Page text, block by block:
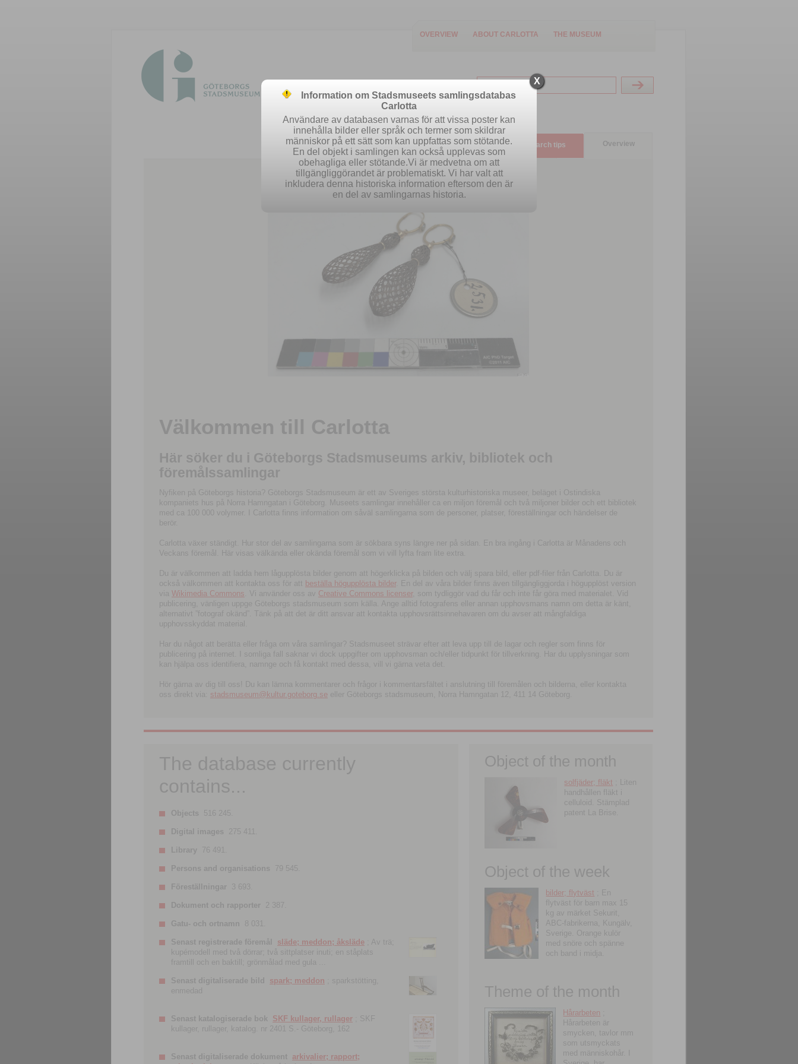
OVERVIEW ABOUT CARLOTTA THE MUSEUM
Easy search Advanced search Search tips Overview
Välkommen till Carlotta
Här söker du i Göteborgs Stadsmuseums arkiv, bibliotek och
föremålssamlingar
Nyfiken på Göteborgs historia? Göteborgs Stadsmuseum är ett av Sveriges största kulturhistoriska museer, beläget i Ostindiska
kompaniets hus på Norra Hamngatan i Göteborg. Museets samlingar innehåller ca en miljon föremål och två miljoner bilder och ett bibliotek
med ca 100 000 volymer. I Carlotta finns information om såväl samlingarna som de personer, platser, föreställningar och händelser de
berör.
Carlotta växer ständigt. Hur stor del av samlingarna som är sökbara syns längre ner på sidan. En bra ingång i Carlotta är Månadens och
Veckans föremål. Här visas välkända eller okända föremål som vi vill lyfta fram lite extra.
Du är välkommen att ladda hem lågupplösta bilder genom att högerklicka på bilden och välj spara bild, eller pdf-filer från Carlotta. Du är
också välkommen att kontakta oss för att beställa högupplösta bilder. En del av våra bilder finns även tillgängliggjorda i högupplöst version
via Wikimedia Commons . Vi använder oss av Creative Commons licenser, som tydliggör vad du får och inte får göra med materialet. Vid
publicering, vänligen uppge Göteborgs stadsmuseum som källa. Ange alltid fotografens eller annan upphovsmans namn om detta är känt,
alternativt ”fotograf okänd”. Tänk på att det är ditt ansvar att kontakta upphovsrättsinnehavaren om du avser att mångfaldiga
upphovsskyddat material.
Har du något att berätta eller fråga om våra samlingar? Stadsmuseet strävar efter att leva upp till de lagar och regler som finns för
publicering på internet. I somliga fall saknar vi dock uppgifter om upphovsman och/eller tidpunkt för tillverkning. Har du upplysningar som
kan hjälpa oss identifiera, namnge och få kontakt med dessa, vill vi gärna veta det.
Hör gärna av dig till oss! Du kan lämna kommentarer och frågor i kommentarsfältet i anslutning till föremålen och bilderna, eller kontakta
oss direkt via: stadsmuseum@kultur.goteborg.se eller Göteborgs stadsmuseum, Norra Hamngatan 12, 411 14 Göteborg.
The database currently
contains...
Objects 516 245.
Digital images 275 411.
Library 76 491.
Persons and organisations 79 545.
Föreställningar 3 693.
Dokument och rapporter 2 387.
Gatu- och ortnamn 8 031.
Senast registrerade föremål släde; meddon; åksläde ; Av trä;
kupémodell med två dörrar; två sittplatser inuti; en ståplats
framtill och en baktill; grönmålad med gula ...
Senast digitaliserade bild spark; meddon ; sparkstötting,
enmedad
Senast katalogiserade bok SKF kullager, rullager ; SKF
kullager, rullager, katalog. nr 2401 S.- Göteborg, 162
Senast digitaliserade dokument arkivalier; rapport;
Object of the month
solfjäder; fläkt ; Liten
handhållen fläkt i
celluloid. Stämplad
patent La Brise.
Object of the week
bilder; flytväst ; En
flytväst för barn max 15
kg av märket Sekurit,
ABC-fabrikerna, Kungälv,
Sverige. Orange kulör
med snöre och spänne
och band i midja.
Theme of the month
Hårarbeten
Hårarbeten är
smycken, tavlor mm
som utsmyckats
med människohår. I
X
Information om Stadsmuseets samlingsdatabas
Carlotta
Användare av databasen varnas för att vissa poster kan
innehålla bilder eller språk och termer som skildrar
människor på ett sätt som kan uppfattas som stötande.
En del objekt i samlingen kan också upplevas som
obehagliga eller stötande.Vi är medvetna om att
tillgängliggörandet är problematiskt. Vi har valt att
inkludera denna historiska information eftersom den är
en del av samlingarnas historia.